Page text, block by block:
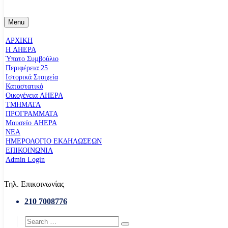
Menu
ΑΡΧΙΚΗ
Η AHEPA
Ύπατο Συµβούλιο
Περιφέρεια 25
Ιστορικά Στοιχεία
Καταστατικό
Οικογένεια AHEPA
ΤΜΗΜΑΤΑ
ΠΡΟΓΡΑΜΜΑΤΑ
Μουσείο AHEPA
ΝΕΑ
ΗΜΕΡΟΛΟΓΙΟ ΕΚΔΗΛΩΣΕΩΝ
ΕΠΙΚΟΙΝΩΝΙΑ
Admin Login
Τηλ. Επικοινωνίας
210 7008776